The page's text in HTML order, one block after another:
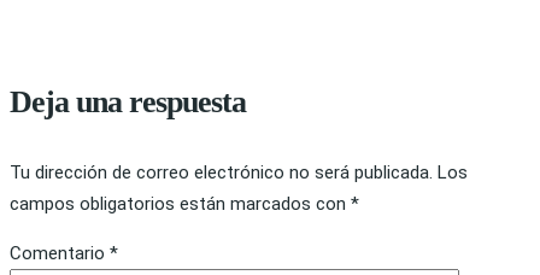
Deja una respuesta
Tu dirección de correo electrónico no será publicada. Los
campos obligatorios están marcados con *
Comentario *